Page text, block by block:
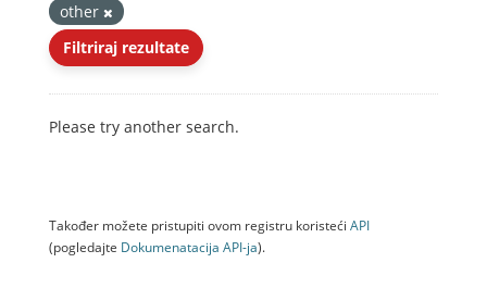
other
Filtriraj rezultate
Please try another search.
Također možete pristupiti ovom registru koristeći API
(pogledajte Dokumenаtаcijа API-jа).